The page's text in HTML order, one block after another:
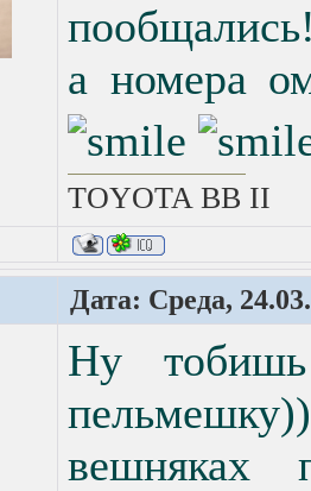
а номера
TOYOTA ВВ II
Дата: Среда,
Ну
вешняках